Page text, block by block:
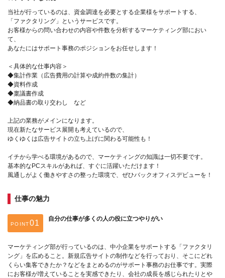
当社が行っているのは、資金調達を必要とする企業様をサポートする、
「ファクタリング」というサービスです。
お客様からの問い合わせの内容や件数を分析するマーケティング部におい
て、
あなたにはサポート事務のポジションをお任せします！
＜具体的な仕事内容＞
◆集計作業（広告費用の計算や成約件数の集計）
◆資料作成
◆稟議書作成
◆納品書の取り交わし など
上記の業務がメインになります。
現在新たなサービス展開も考えているので、
ゆくゆくは広告サイトの立ち上げに関わる可能性も！
イチから学べる環境があるので、マーケティングの知識は一切不要です。
基本的なPCスキルがあれば、すぐに活躍いただけます！
風通しがよく働きやすさの整った環境で、ぜひバックオフィスデビューを！
仕事の魅力
POINT
自分の仕事が多くの人の役に立つやりがい
マーケティング部が行っているのは、中小企業をサポートする「ファクタリ
ング」を広めること。新規広告サイトの制作などを行っており、そこにどれ
くらい集客できたか？などをまとめるのがサポート事務のお仕事です。実際
にお客様が増えていることを実感できたり、会社の成長を感じられたりとや